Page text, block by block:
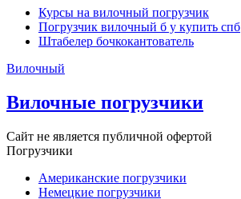
Курсы на вилочный погрузчик
Погрузчик вилочный б у купить спб
Штабелер бочкокантователь
Вилочный
Вилочные погрузчики
Сайт не является публичной офертой
Погрузчики
Американские погрузчики
Немецкие погрузчики